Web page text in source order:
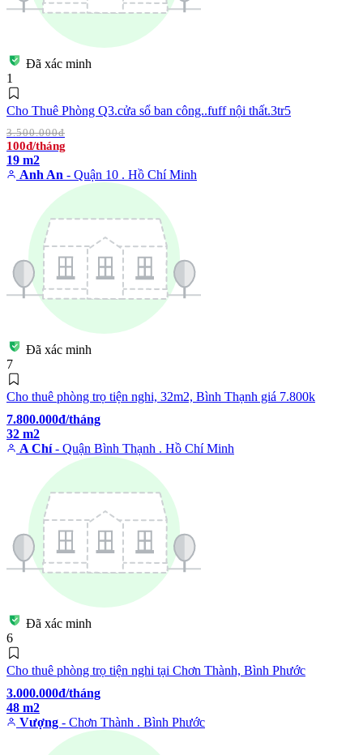
Đã xác minh
1
Cho Thuê Phòng Q3.cửa sổ ban công..fuff nội thất.3tr5
3.500.000đ
100đ/tháng
19 m2
Anh An - Quận 10 . Hồ Chí Minh
Đã xác minh
7
Cho thuê phòng trọ tiện nghi, 32m2, Bình Thạnh giá 7.800k
7.800.000đ/tháng
32 m2
A Chí- Quận Bình Thạnh . Hồ Chí Minh
Đã xác minh
6
Cho thuê phòng trọ tiện nghi tại Chơn Thành, Bình Phước
3.000.000đ/tháng
48 m2
Vượng - Chơn Thành . Bình Phước